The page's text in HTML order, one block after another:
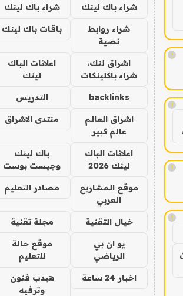
!
!
!
!
شراء باك لينك شراء باك لينك
شراء روابط
نصية
باقات باك لينك
اشراق لنك،
شراء باكلينكات
اعلانات الباك
لينك
backlinks التدريس
اشراق العالم
عالم كبير
منتدى الاشراق
اعلانات الباك
لينك 2026
باك لينك
وجيست بوست
موقع المشاريع
العربي
مصادر التعليم
خيال التقنية مجلة تقنية
يو ان بي
الرياضي
موقع حالة
للتعليم
اخبار 24 ساعة
هيدب فنون
وترفيه